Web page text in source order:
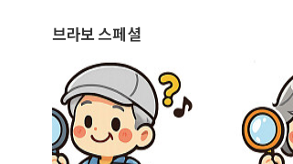
브라보 스페셜